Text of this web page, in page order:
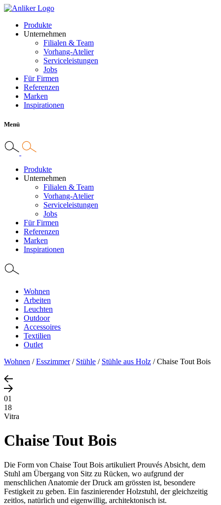
Produkte
Unternehmen
Filialen & Team
Vorhang-Atelier
Serviceleistungen
Jobs
Für Firmen
Referenzen
Marken
Inspirationen
Menü
Produkte
Unternehmen
Filialen & Team
Vorhang-Atelier
Serviceleistungen
Jobs
Für Firmen
Referenzen
Marken
Inspirationen
Wohnen
Arbeiten
Leuchten
Outdoor
Accessoires
Textilien
Outlet
Wohnen /Esszimmer/ Stühle / Stühle aus Holz /Chaise Tout Bois
01
18
Vitra
Chaise Tout Bois
Die Form von Chaise Tout Bois artikuliert Prouvés Absicht, dem
Stuhl am Übergang von Sitz zu Rücken, wo aufgrund der
menschlichen Anatomie der Druck am grössten ist, besondere
Festigkeit zu geben. Ein faszinierender Holzstuhl, der gleichzeitig
zeitlos, natürlich und eigenwillig, architektonisch ist.